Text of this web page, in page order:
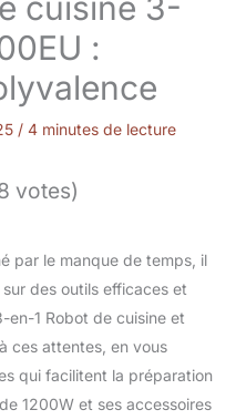
:
/ 4 minutes de lecture
votes)
par le manque de temps, il
des outils efficaces et
en-1 Robot de cuisine et
ces attentes, en vous
qui facilitent la préparation
1200W et ses accessoires